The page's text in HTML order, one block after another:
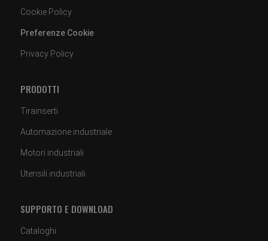
Cookie Policy
Preferenze Cookie
Privacy Policy
PRODOTTI
Tirainserti
Automazione industriale
Motori industriali
Utensili industriali
SUPPORTO E DOWNLOAD
Cataloghi